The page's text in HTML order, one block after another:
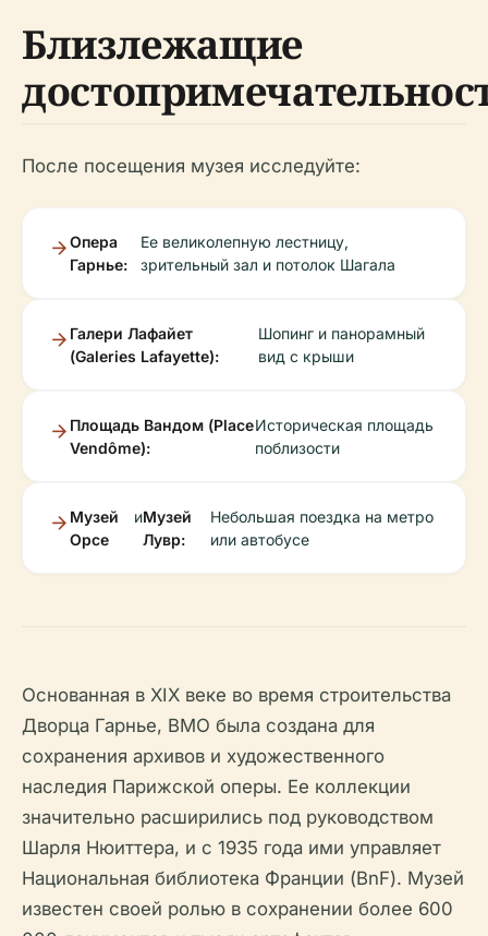
Близлежащие
После посещения музея исследуйте:
Опера
Гарнье:
Ее великолепную лестницу,
зрительный зал и потолок Шагала
Галери Лафайет
(Galeries Lafayette):
Шопинг и панорамный
вид с крыши
Площадь Вандом (Place
Vendôme):
Историческая площадь
поблизости
Музей
Орсе
иМузей
Лувр:
Небольшая поездка на метро
или автобусе
Основанная в XIX веке во время строительства
Дворца Гарнье, BMO была создана для
сохранения архивов и художественного
наследия Парижской оперы. Ее коллекции
значительно расширились под руководством
Шарля Нюиттера, и с 1935 года ими управляет
Национальная библиотека Франции (BnF). Музей
известен своей ролью в сохранении более 600